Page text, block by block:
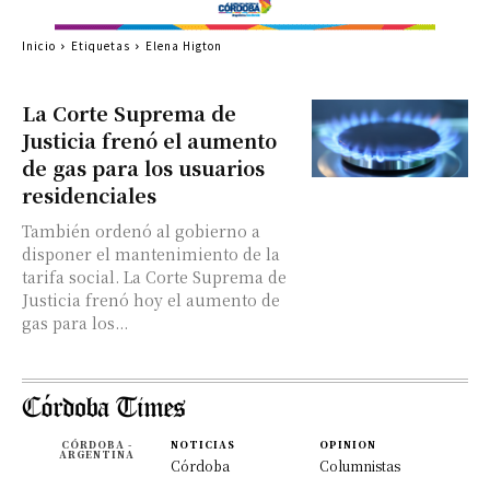
La Corte Suprema de
Justicia frenó el aumento
de gas para los usuarios
residenciales
También ordenó al gobierno a
disponer el mantenimiento de la
tarifa social. La Corte Suprema de
Justicia frenó hoy el aumento de
gas para los...
Inicio Etiquetas Elena Higton
CÓRDOBA -
ARGENTINA
NOTICIAS
Córdoba
OPINION
Columnistas